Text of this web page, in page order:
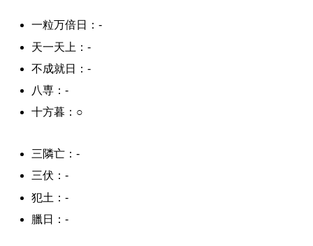
一粒万倍日：-
天一天上：-
不成就日：-
八専：-
十方暮：○
三隣亡：-
三伏：-
犯土：-
臘日：-